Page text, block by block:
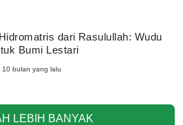
dari Rasulullah: Wudu
Bumi Lestari
10 bulan yang lalu
LEBIH BANYAK